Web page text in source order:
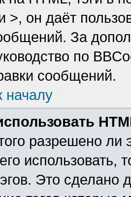
>, он даёт
За
по
сообщений.
началу
разрешено
использовать,
Это сделано